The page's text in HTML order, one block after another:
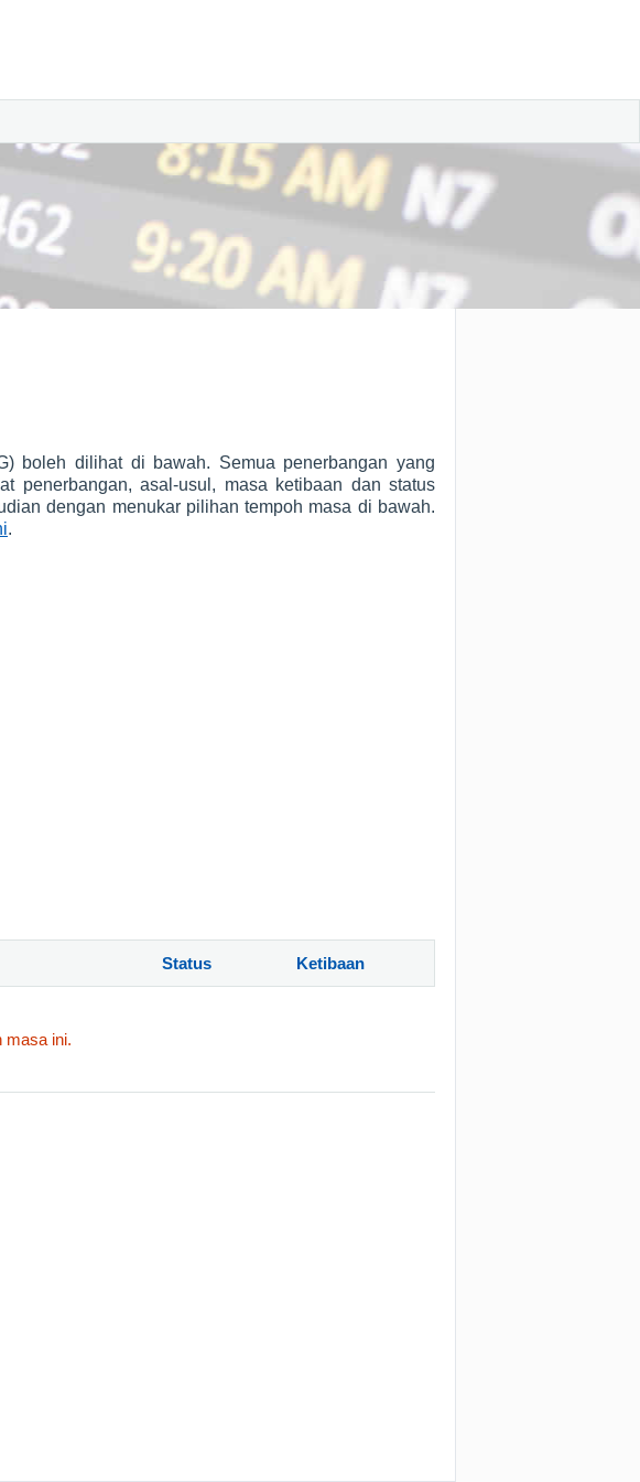
boleh dilihat di bawah. Semua penerbangan yang
penerbangan, asal-usul, masa ketibaan dan status
dengan menukar pilihan tempoh masa di bawah.
.
Status Ketibaan
masa ini.